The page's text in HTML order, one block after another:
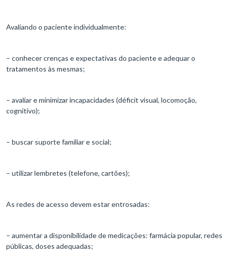
Avaliando o paciente individualmente:
– conhecer crenças e expectativas do paciente e adequar o
tratamentos às mesmas;
– avaliar e minimizar incapacidades (déficit visual, locomoção,
cognitivo);
– buscar suporte familiar e social;
– utilizar lembretes (telefone, cartões);
As redes de acesso devem estar entrosadas:
– aumentar a disponibilidade de medicações: farmácia popular, redes
públicas, doses adequadas;